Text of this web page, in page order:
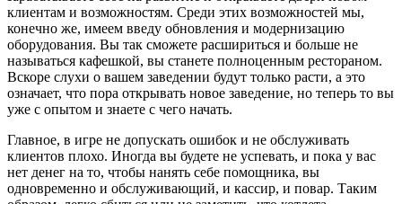
клиентам и возможностям. Среди этих возможностей мы,
конечно же, имеем введу обновления и модернизацию
оборудования. Вы так сможете расшириться и больше не
называться кафешкой, вы станете полноценным рестораном.
Вскоре слухи о вашем заведении будут только расти, а это
означает, что пора открывать новое заведение, но теперь то вы
уже с опытом и знаете с чего начать.
Главное, в игре не допускать ошибок и не обслуживать
клиентов плохо. Иногда вы будете не успевать, и пока у вас
нет денег на то, чтобы нанять себе помощника, вы
одновременно и обслуживающий, и кассир, и повар. Таким